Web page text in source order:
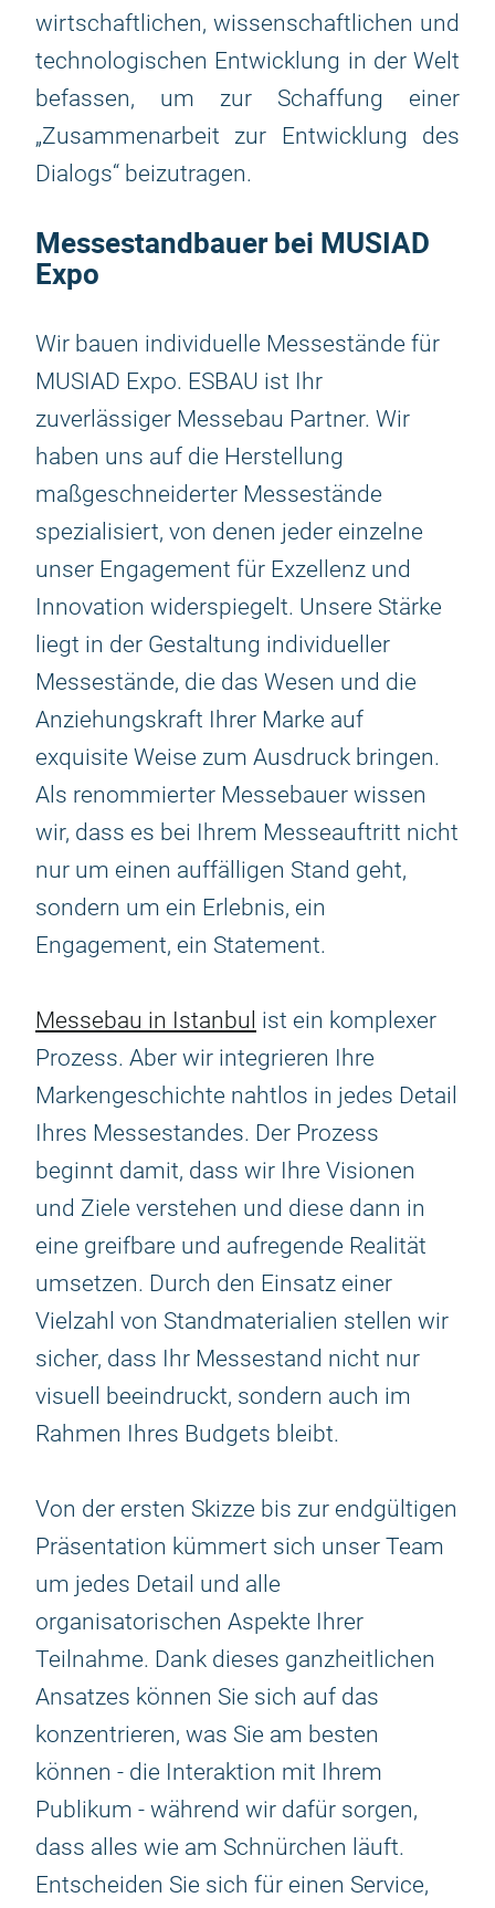
wirtschaftlichen, wissenschaftlichen und
technologischen Entwicklung in der Welt
befassen, um zur Schaffung einer
„Zusammenarbeit zur Entwicklung des
Dialogs“ beizutragen.
Messestandbauer bei MUSIAD
Expo
Wir bauen individuelle Messestände für
MUSIAD Expo. ESBAU ist Ihr
zuverlässiger Messebau Partner. Wir
haben uns auf die Herstellung
maßgeschneiderter Messestände
spezialisiert, von denen jeder einzelne
unser Engagement für Exzellenz und
Innovation widerspiegelt. Unsere Stärke
liegt in der Gestaltung individueller
Messestände, die das Wesen und die
Anziehungskraft Ihrer Marke auf
exquisite Weise zum Ausdruck bringen.
Als renommierter Messebauer wissen
wir, dass es bei Ihrem Messeauftritt nicht
nur um einen auffälligen Stand geht,
sondern um ein Erlebnis, ein
Engagement, ein Statement.
Messebau in Istanbul ist ein komplexer
Prozess. Aber wir integrieren Ihre
Markengeschichte nahtlos in jedes Detail
Ihres Messestandes. Der Prozess
beginnt damit, dass wir Ihre Visionen
und Ziele verstehen und diese dann in
eine greifbare und aufregende Realität
umsetzen. Durch den Einsatz einer
Vielzahl von Standmaterialien stellen wir
sicher, dass Ihr Messestand nicht nur
visuell beeindruckt, sondern auch im
Rahmen Ihres Budgets bleibt.
Von der ersten Skizze bis zur endgültigen
Präsentation kümmert sich unser Team
um jedes Detail und alle
organisatorischen Aspekte Ihrer
Teilnahme. Dank dieses ganzheitlichen
Ansatzes können Sie sich auf das
konzentrieren, was Sie am besten
können - die Interaktion mit Ihrem
Publikum - während wir dafür sorgen,
dass alles wie am Schnürchen läuft.
Entscheiden Sie sich für einen Service,